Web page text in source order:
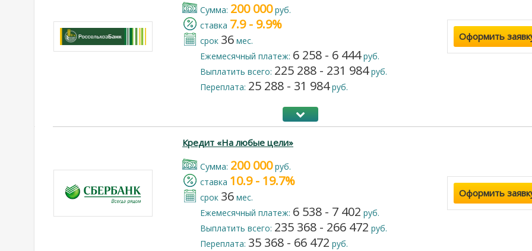
Cумма: 200 000руб.
cтавка 7.9 - 9.9%
срок 36 мес.
Ежемесячный платеж: 6 258 - 6 444руб.
Выплатить всего: 225 288 - 231 984руб.
Переплата: 25 288 - 31 984руб.
Оформить
Кредит «На любые цели»
Cумма: 200 000руб.
cтавка 10.9 - 19.7%
срок 36 мес.
Ежемесячный платеж: 6 538 - 7 402 руб.
Выплатить всего: 235 368 - 266 472 руб.
Переплата: 35 368 - 66 472 руб.
Оформить